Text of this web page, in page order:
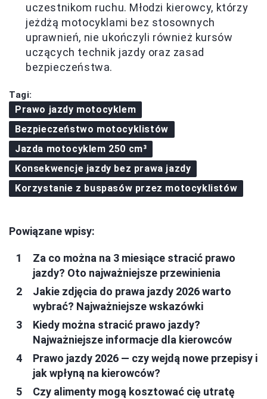
uczestnikom ruchu. Młodzi kierowcy, którzy
jeżdżą motocyklami bez stosownych
uprawnień, nie ukończyli również kursów
uczących technik jazdy oraz zasad
bezpieczeństwa.
Tagi:
Prawo jazdy motocyklem
Bezpieczeństwo motocyklistów
Jazda motocyklem 250 cm³
Konsekwencje jazdy bez prawa jazdy
Korzystanie z buspasów przez motocyklistów
Powiązane wpisy:
Za co można na 3 miesiące stracić prawo
jazdy? Oto najważniejsze przewinienia
Jakie zdjęcia do prawa jazdy 2026 warto
wybrać? Najważniejsze wskazówki
Kiedy można stracić prawo jazdy?
Najważniejsze informacje dla kierowców
Prawo jazdy 2026 — czy wejdą nowe przepisy i
jak wpłyną na kierowców?
Czy alimenty mogą kosztować cię utratę